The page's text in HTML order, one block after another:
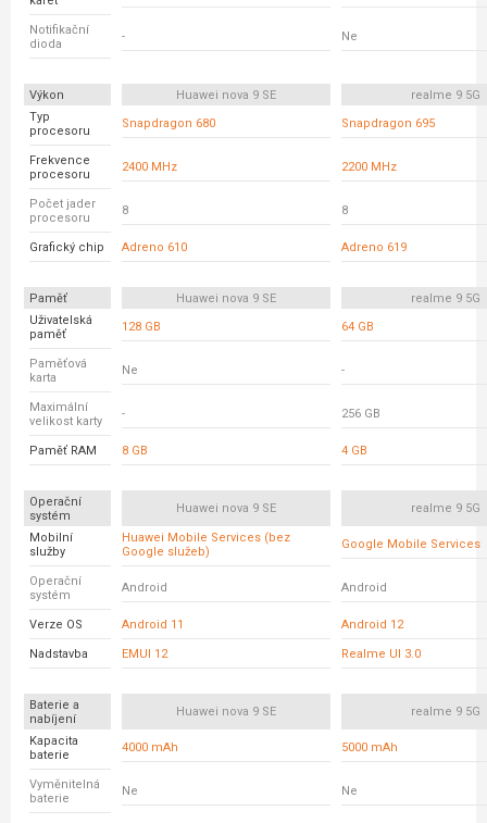
Notifikační
dioda
- Ne
Výkon Huawei nova 9 SE
realme 9 5G
Typ
procesoru
Snapdragon 680 Snapdragon 695
Frekvence
procesoru
2400 MHz 2200 MHz
Počet jader
procesoru
8 8
Grafický chip Adreno 610 Adreno 619
Paměť Huawei nova 9 SE
realme 9 5G
Uživatelská
paměť
128 GB 64 GB
Paměťová
karta
Ne -
Maximální
velikost karty
- 256 GB
Paměť RAM 8 GB 4 GB
Operační
systém
Huawei nova 9 SE realme 9 5G
Mobilní
služby
Huawei Mobile Services (bez
Google služeb)
Google Mobile Services
Operační
systém
Android Android
Verze OS Android 11 Android 12
Nadstavba EMUI 12 Realme UI 3.0
Baterie a
nabíjení
Huawei nova 9 SE realme 9 5G
Kapacita
baterie
4000 mAh 5000 mAh
Vyměnitelná
baterie
Ne Ne